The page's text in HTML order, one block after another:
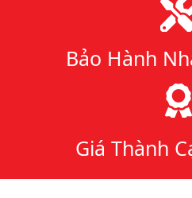
Bảo Hành
Giá Thành